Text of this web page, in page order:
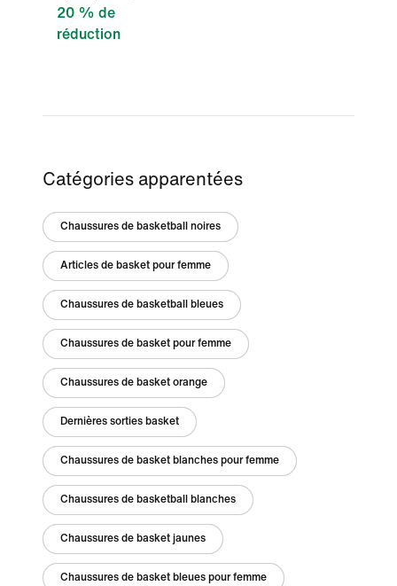
20 % de
réduction
Catégories apparentées
Chaussures de basketball noires
Articles de basket pour femme
Chaussures de basketball bleues
Chaussures de basket pour femme
Chaussures de basket orange
Dernières sorties basket
Chaussures de basket blanches pour femme
Chaussures de basketball blanches
Chaussures de basket jaunes
Chaussures de basket bleues pour femme